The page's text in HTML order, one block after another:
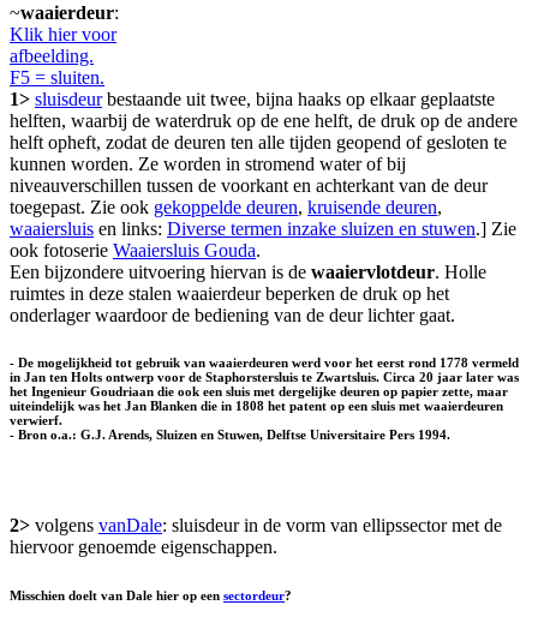
~waaierdeur:
Klik hier voor
afbeelding.
F5 = sluiten.
1> sluisdeurbestaande uit twee, bijna haaks op elkaar geplaatste
helften, waarbij de waterdruk op de ene helft, de druk op de andere
helft opheft, zodat de deuren ten alle tijden geopend of gesloten te
kunnen worden. Ze worden in stromend water of bij
niveauverschillen tussen de voorkant en achterkant van de deur
toegepast. Zie ook gekoppelde deuren, kruisende deuren,
waaiersluis en links: Diverse termen inzake sluizen en stuwen.] Zie
ook fotoserie Waaiersluis Gouda.
Een bijzondere uitvoering hiervan is de waaiervlotdeur. Holle
ruimtes in deze stalen waaierdeur beperken de druk op het
onderlager waardoor de bediening van de deur lichter gaat.
- De mogelijkheid tot gebruik van waaierdeuren werd voor het eerst rond 1778 vermeld
in Jan ten Holts ontwerp voor de Staphorstersluis te Zwartsluis. Circa 20 jaar later was
het Ingenieur Goudriaan die ook een sluis met dergelijke deuren op papier zette, maar
uiteindelijk was het Jan Blanken die in 1808 het patent op een sluis met waaierdeuren
verwierf.
- Bron o.a.: G.J. Arends, Sluizen en Stuwen, Delftse Universitaire Pers 1994.
2> volgens vanDale: sluisdeur in de vorm van ellipssector met de
hiervoor genoemde eigenschappen.
Misschien doelt van Dale hier op een sectordeur?